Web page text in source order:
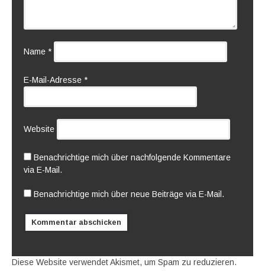
Name *
E-Mail-Adresse *
Website
Benachrichtige mich über nachfolgende Kommentare
via E-Mail.
Benachrichtige mich über neue Beiträge via E-Mail.
Diese Website verwendet Akismet, um Spam zu reduzieren.